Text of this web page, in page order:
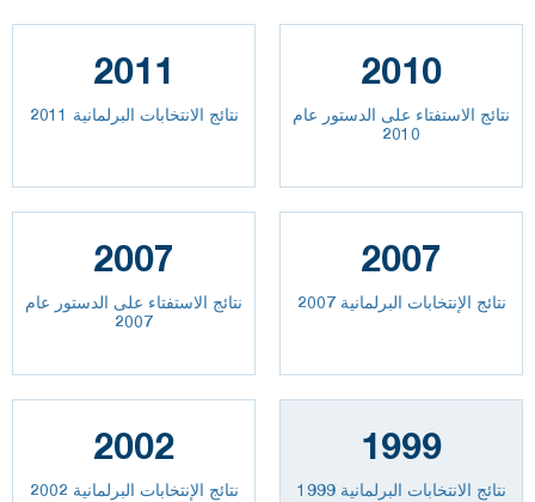
2011
نتائج الانتخابات البرلمانية 2011
2010
نتائج الاستفتاء على الدستور عام
2010
2007
نتائج الاستفتاء على الدستور عام
2007
2007
نتائج الإنتخابات البرلمانية 2007
2002
نتائج الإنتخابات البرلمانية 2002
1999
نتائج الانتخابات البرلمانية 1999